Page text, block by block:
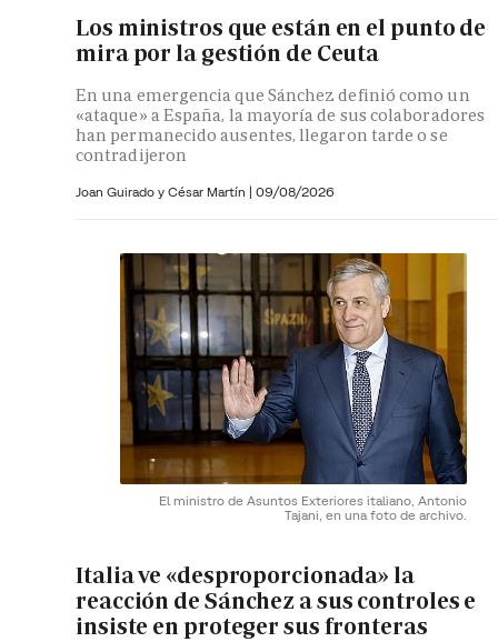
Los ministros que están en el punto de
mira por la gestión de Ceuta
En una emergencia que Sánchez definió como un
«ataque» a España, la mayoría de sus colaboradores
han permanecido ausentes, llegaron tarde o se
contradijeron
Joan Guirado y César Martín | 09/08/2026
El ministro de Asuntos Exteriores italiano, Antonio
Tajani, en una foto de archivo.
Italia ve «desproporcionada» la
reacción de Sánchez a sus controles e
insiste en proteger sus fronteras